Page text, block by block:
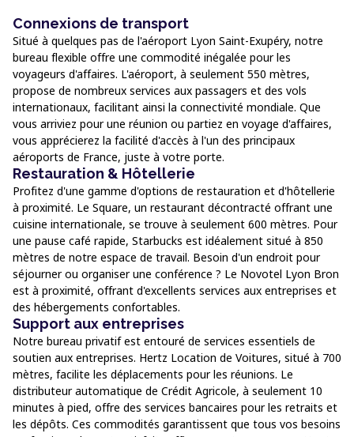
Connexions de transport
Situé à quelques pas de l'aéroport Lyon Saint-Exupéry, notre
bureau flexible offre une commodité inégalée pour les
voyageurs d'affaires. L'aéroport, à seulement 550 mètres,
propose de nombreux services aux passagers et des vols
internationaux, facilitant ainsi la connectivité mondiale. Que
vous arriviez pour une réunion ou partiez en voyage d'affaires,
vous apprécierez la facilité d'accès à l'un des principaux
aéroports de France, juste à votre porte.
Restauration & Hôtellerie
Profitez d'une gamme d'options de restauration et d'hôtellerie
à proximité. Le Square, un restaurant décontracté offrant une
cuisine internationale, se trouve à seulement 600 mètres. Pour
une pause café rapide, Starbucks est idéalement situé à 850
mètres de notre espace de travail. Besoin d'un endroit pour
séjourner ou organiser une conférence ? Le Novotel Lyon Bron
est à proximité, offrant d'excellents services aux entreprises et
des hébergements confortables.
Support aux entreprises
Notre bureau privatif est entouré de services essentiels de
soutien aux entreprises. Hertz Location de Voitures, situé à 700
mètres, facilite les déplacements pour les réunions. Le
distributeur automatique de Crédit Agricole, à seulement 10
minutes à pied, offre des services bancaires pour les retraits et
les dépôts. Ces commodités garantissent que tous vos besoins